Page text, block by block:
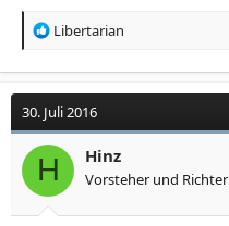
R
a
t
i
o
n
e
Libertarian
30. Juli 2016
H Hinz
Vorsteher und Richter